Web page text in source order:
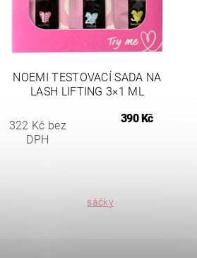
NOEMI TESTOVACÍ SADA NA
LASH LIFTING 3×1 ML
322 Kč bez
DPH
390 Kč
sáčky